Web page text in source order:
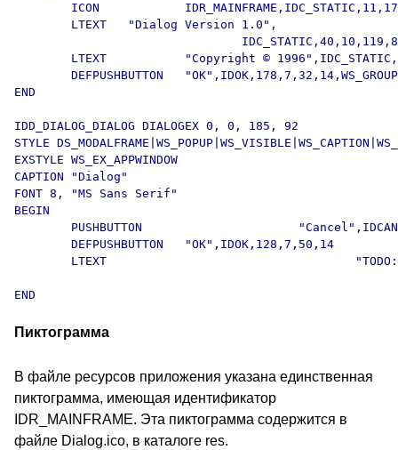
END
IDD_DIALOG_DIALOG DIALOGEX 0, 0, 185, 92
STYLE
EXSTYLE WS_EX_APPWINDOW
CAPTION "Dialog"
FONT 8, "MS Sans Serif"
BEGIN
Пиктограмма
В файле ресурсов приложения указана единственная
пиктограмма, имеющая идентификатор
IDR_MAINFRAME. Эта пиктограмма содержится в
файле Dialog.ico, в каталоге res.